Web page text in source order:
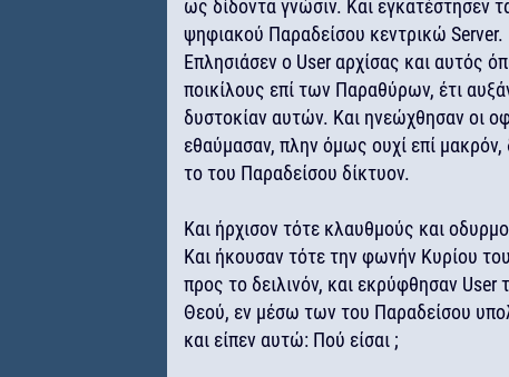
ως δίδοντα γνώσιν. Και εγκατέστησεν
ψηφιακού Παραδείσου κεντρικώ Server.
Επλησιάσεν ο User αρχίσας και αυτός
ποικίλους επί των Παραθύρων, έτι
δυστοκίαν αυτών. Και ηνεώχθησαν οι
εθαύμασαν, πλην όμως ουχί επί μακρόν,
το του Παραδείσου δίκτυον.
Και ήρχισον τότε κλαυθμούς και
Και ήκουσαν τότε την φωνήν Κυρίου
προς το δειλινόν, και εκρύφθησαν
Θεού, εν μέσω των του Παραδείσου
και είπεν αυτώ: Πού είσαι ;